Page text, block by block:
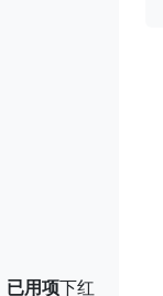
已用项下红